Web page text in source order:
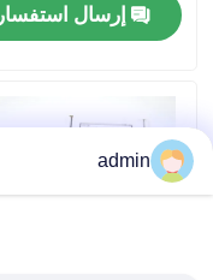
طلب اقتباس
كابل الاستشعار SpO2
مستشعر SPO2 القابل للتصرف
إرسال استفسار
admin